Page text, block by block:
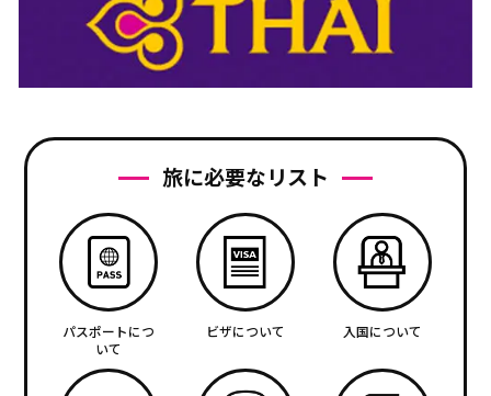
旅に必要なリスト
パスポートにつ
いて
ビザについて 入国について